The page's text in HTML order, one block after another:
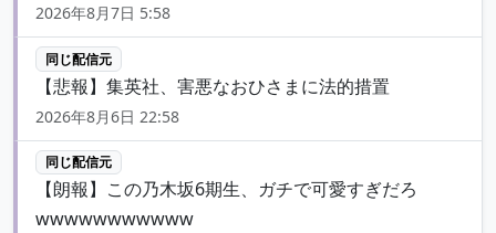
2026年8月7日 5:58
同じ配信元
【悲報】集英社、害悪なおひさまに法的措置
2026年8月6日 22:58
同じ配信元
【朗報】この乃木坂6期生、ガチで可愛すぎだろ
wwwwwwwwwww